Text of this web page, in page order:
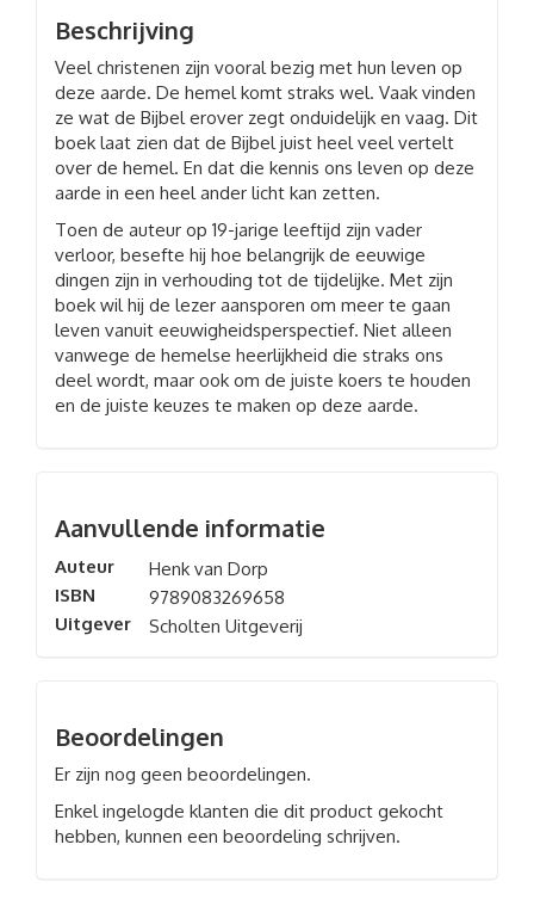
Beschrijving
Veel christenen zijn vooral bezig met hun leven op
deze aarde. De hemel komt straks wel. Vaak vinden
ze wat de Bijbel erover zegt onduidelijk en vaag. Dit
boek laat zien dat de Bijbel juist heel veel vertelt
over de hemel. En dat die kennis ons leven op deze
aarde in een heel ander licht kan zetten.
Toen de auteur op 19-jarige leeftijd zijn vader
verloor, besefte hij hoe belangrijk de eeuwige
dingen zijn in verhouding tot de tijdelijke. Met zijn
boek wil hij de lezer aansporen om meer te gaan
leven vanuit eeuwigheidsperspectief. Niet alleen
vanwege de hemelse heerlijkheid die straks ons
deel wordt, maar ook om de juiste koers te houden
en de juiste keuzes te maken op deze aarde.
Aanvullende informatie
Auteur
Henk van Dorp
ISBN
9789083269658
Uitgever
Scholten Uitgeverij
Beoordelingen
Er zijn nog geen beoordelingen.
Enkel ingelogde klanten die dit product gekocht
hebben, kunnen een beoordeling schrijven.